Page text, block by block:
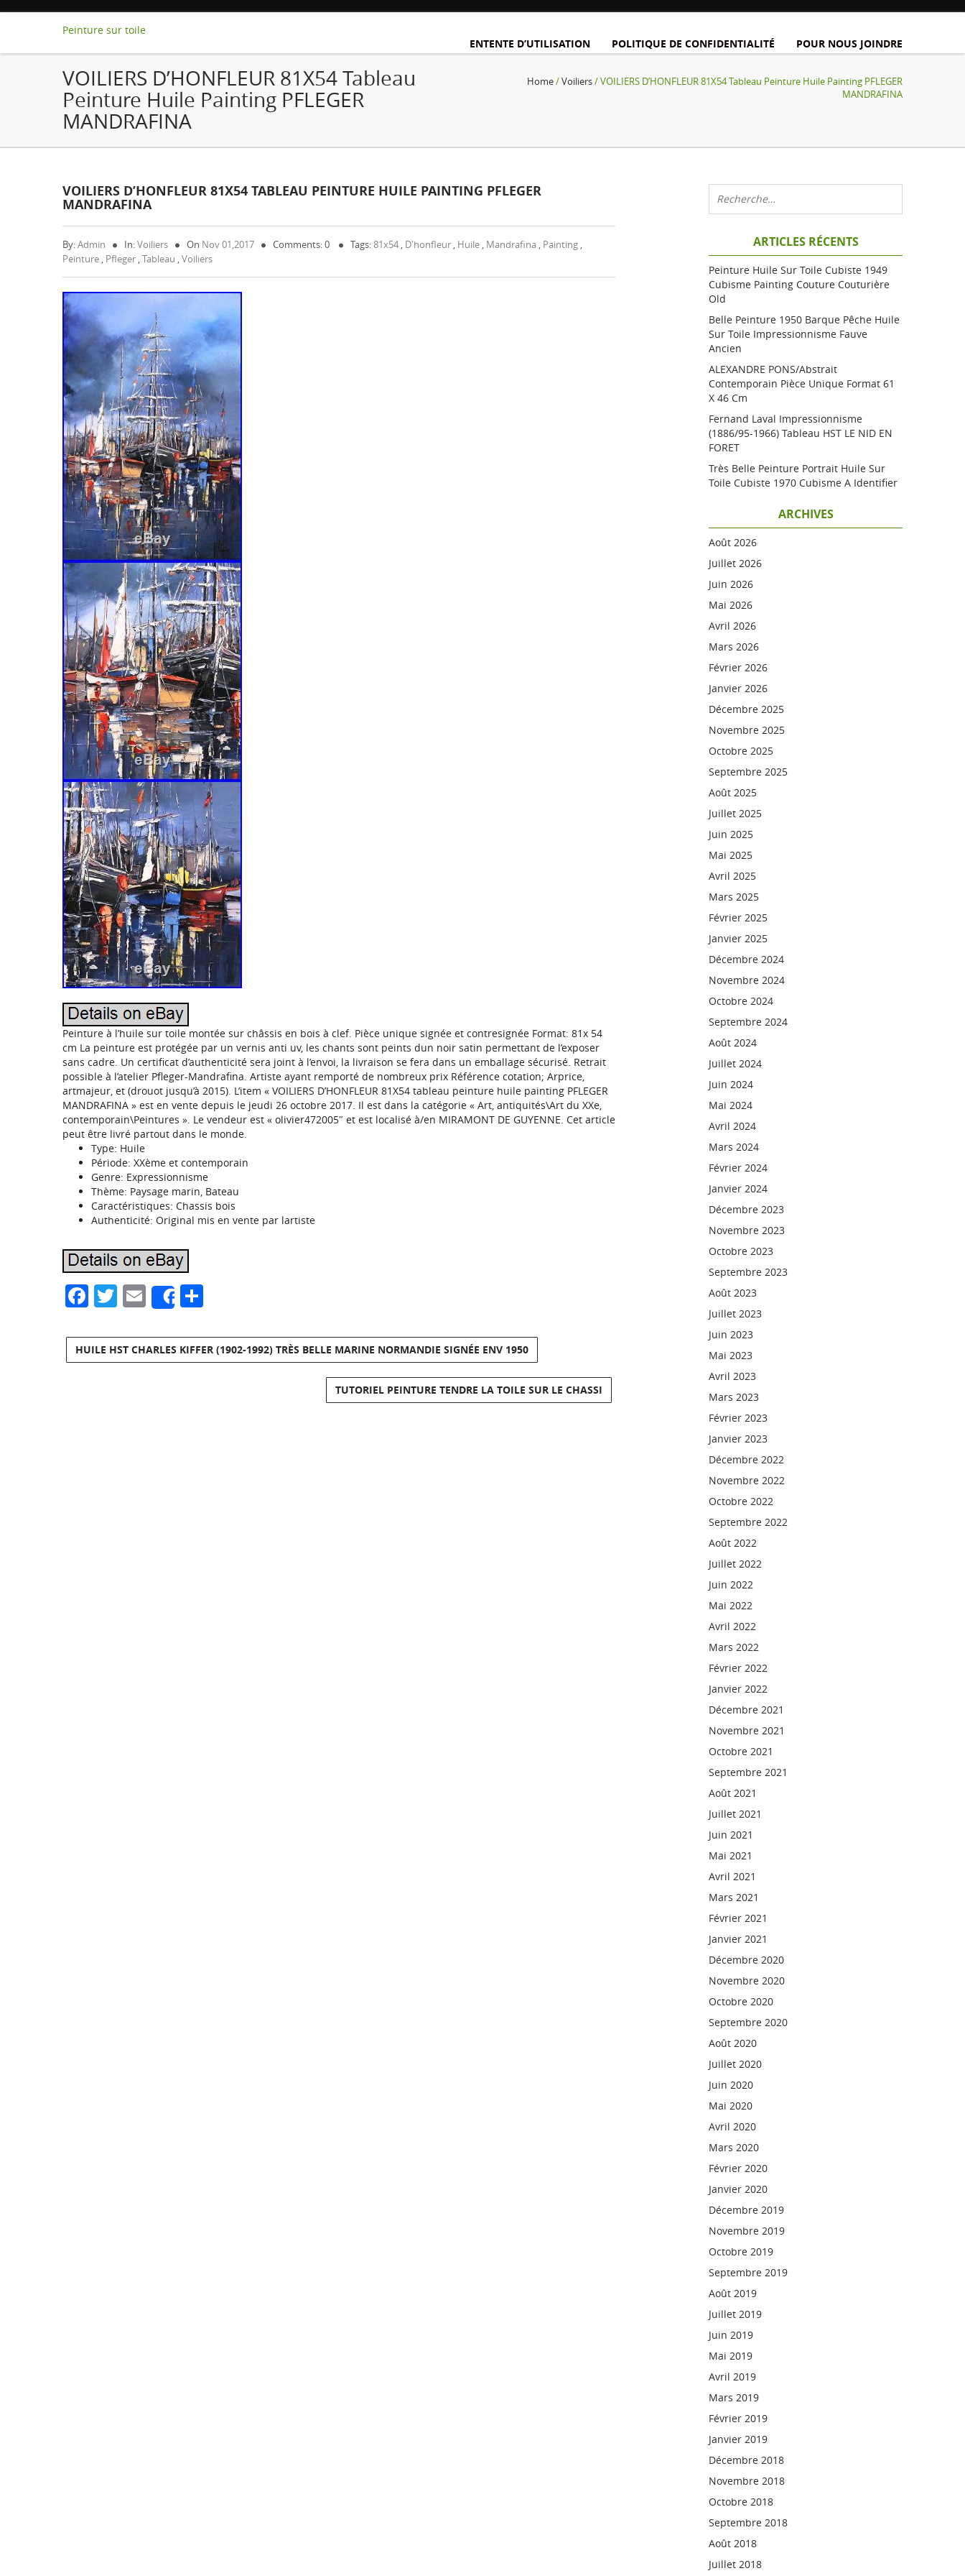
Peinture sur toile
ENTENTE D’UTILISATION
POLITIQUE DE CONFIDENTIALITÉ POUR NOUS JOINDRE
VOILIERS D’HONFLEUR 81X54 Tableau
Peinture Huile Painting PFLEGER
MANDRAFINA
Home/Voiliers/ VOILIERS D’HONFLEUR 81X54 Tableau Peinture Huile Painting PFLEGER
MANDRAFINA
VOILIERS D’HONFLEUR 81X54 TABLEAU PEINTURE HUILE PAINTING PFLEGER
MANDRAFINA
By:Admin In:Voiliers On Nov 01,2017 Comments: 0 Tags:81x54 , D'honfleur , Huile , Mandrafina , Painting ,
Peinture , Pfleger ,Tableau ,Voiliers
Peinture à l’huile sur toile montée sur châssis en bois à clef. Pièce unique signée et contresignée Format: 81x 54
cm La peinture est protégée par un vernis anti uv, les chants sont peints dun noir satin permettant de l’exposer
sans cadre. Un certificat d’authenticité sera joint à l’envoi, la livraison se fera dans un emballage sécurisé. Retrait
possible à l’atelier Pfleger-Mandrafina. Artiste ayant remporté de nombreux prix Référence cotation; Arprice,
artmajeur, et (drouot jusqu’à 2015). L’item « VOILIERS D’HONFLEUR 81X54 tableau peinture huile painting PFLEGER
MANDRAFINA » est en vente depuis le jeudi 26 octobre 2017. Il est dans la catégorie « Art, antiquités\Art du XXe,
contemporain\Peintures ». Le vendeur est « olivier472005″ et est localisé à/en MIRAMONT DE GUYENNE. Cet article
peut être livré partout dans le monde.
Type: Huile
Période: XXème et contemporain
Genre: Expressionnisme
Thème: Paysage marin, Bateau
Caractéristiques: Chassis bois
Authenticité: Original mis en vente par lartiste
Facebook
Twitter
Email
Share
HUILE HST CHARLES KIFFER (1902-1992) TRÈS BELLE MARINE NORMANDIE SIGNÉE ENV 1950
TUTORIEL PEINTURE TENDRE LA TOILE SUR LE CHASSI
ARTICLES RÉCENTS
Peinture Huile Sur Toile Cubiste 1949
Cubisme Painting Couture Couturière
Old
Belle Peinture 1950 Barque Pêche Huile
Sur Toile Impressionnisme Fauve
Ancien
ALEXANDRE PONS/Abstrait
Contemporain Pièce Unique Format 61
X 46 Cm
Fernand Laval Impressionnisme
(1886/95-1966) Tableau HST LE NID EN
FORET
Très Belle Peinture Portrait Huile Sur
Toile Cubiste 1970 Cubisme A Identifier
ARCHIVES
Août 2026
Juillet 2026
Juin 2026
Mai 2026
Avril 2026
Mars 2026
Février 2026
Janvier 2026
Décembre 2025
Novembre 2025
Octobre 2025
Septembre 2025
Août 2025
Juillet 2025
Juin 2025
Mai 2025
Avril 2025
Mars 2025
Février 2025
Janvier 2025
Décembre 2024
Novembre 2024
Octobre 2024
Septembre 2024
Août 2024
Juillet 2024
Juin 2024
Mai 2024
Avril 2024
Mars 2024
Février 2024
Janvier 2024
Décembre 2023
Novembre 2023
Octobre 2023
Septembre 2023
Août 2023
Juillet 2023
Juin 2023
Mai 2023
Avril 2023
Mars 2023
Février 2023
Janvier 2023
Décembre 2022
Novembre 2022
Octobre 2022
Septembre 2022
Août 2022
Juillet 2022
Juin 2022
Mai 2022
Avril 2022
Mars 2022
Février 2022
Janvier 2022
Décembre 2021
Novembre 2021
Octobre 2021
Septembre 2021
Août 2021
Juillet 2021
Juin 2021
Mai 2021
Avril 2021
Mars 2021
Février 2021
Janvier 2021
Décembre 2020
Novembre 2020
Octobre 2020
Septembre 2020
Août 2020
Juillet 2020
Juin 2020
Mai 2020
Avril 2020
Mars 2020
Février 2020
Janvier 2020
Décembre 2019
Novembre 2019
Octobre 2019
Septembre 2019
Août 2019
Juillet 2019
Juin 2019
Mai 2019
Avril 2019
Mars 2019
Février 2019
Janvier 2019
Décembre 2018
Novembre 2018
Octobre 2018
Septembre 2018
Août 2018
Juillet 2018